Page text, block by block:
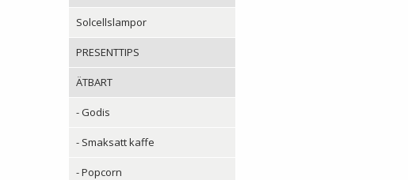
Solcellslampor
PRESENTTIPS
ÄTBART
- Godis
- Smaksatt kaffe
- Popcorn